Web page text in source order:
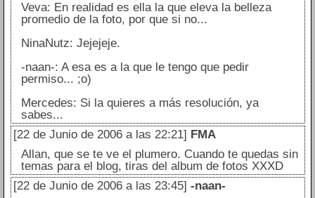
Veva: En realidad es ella la que eleva la belleza
promedio de la foto, por que si no...
NinaNutz: Jejejeje.
-naan-: A esa es a la que le tengo que pedir
permiso... ;o)
Mercedes: Si la quieres a más resolución, ya
sabes...
[22 de Junio de 2006 a las 22:21] FMA
Allan, que se te ve el plumero. Cuando te quedas sin
temas para el blog, tiras del album de fotos XXXD
[22 de Junio de 2006 a las 23:45] -naan-